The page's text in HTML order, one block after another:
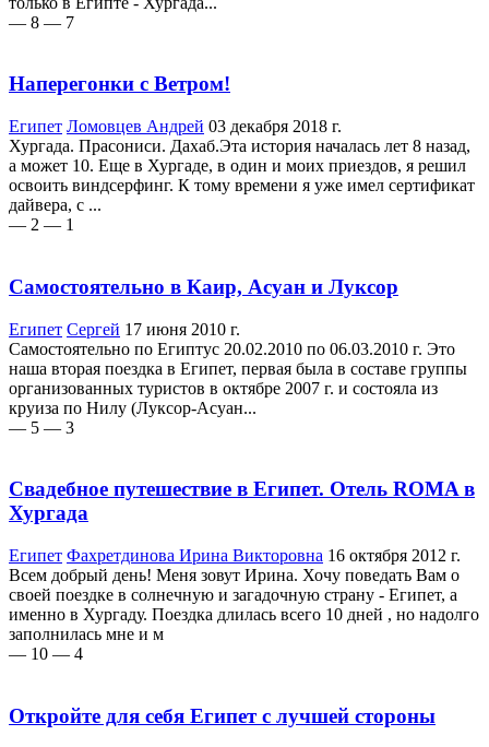
— 8 — 7
Наперегонки с Ветром!
Египет Ломовцев Андрей 03 декабря 2018 г.
Хургада. Прасониси. Дахаб.Эта история началась лет 8 назад,
а может 10. Еще в Хургаде, в один и моих приездов, я решил
освоить виндсерфинг. К тому времени я уже имел сертификат
дайвера, с ...
— 2 — 1
Самостоятельно в Каир, Асуан и Луксор
Египет Сергей 17 июня 2010 г.
Самостоятельно по Египтус 20.02.2010 по 06.03.2010 г. Это
наша вторая поездка в Египет, первая была в составе группы
организованных туристов в октябре 2007 г. и состояла из
круиза по Нилу (Луксор-Асуан...
— 5 — 3
Свадебное путешествие в Египет. Отель ROMA в
Хургада
Египет Фахретдинова Ирина Викторовна 16 октября 2012 г.
Всем добрый день! Меня зовут Ирина. Хочу поведать Вам о
своей поездке в солнечную и загадочную страну - Египет, а
именно в Хургаду. Поездка длилась всего 10 дней , но надолго
заполнилась мне и м
— 10 — 4
Откройте для себя Египет с лучшей стороны